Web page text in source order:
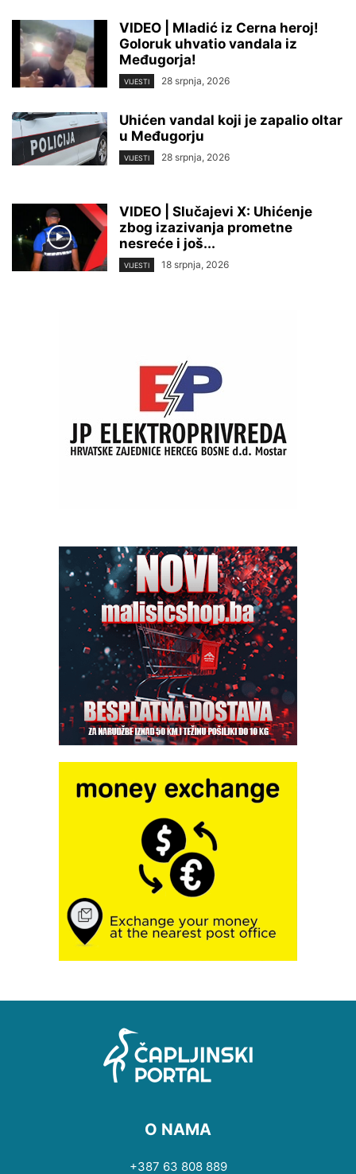
VIDEO | Mladić iz Cerna heroj!
Goloruk uhvatio vandala iz
Međugorja!
VIJESTI 28 srpnja, 2026
Uhićen vandal koji je zapalio oltar
u Međugorju
VIJESTI 28 srpnja, 2026
VIDEO | Slučajevi X: Uhićenje
zbog izazivanja prometne
nesreće i još...
VIJESTI 18 srpnja, 2026
O NAMA
+387 63 808 889